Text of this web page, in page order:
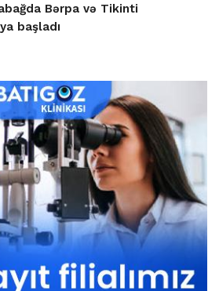
Bərpa və Tikinti
başladı